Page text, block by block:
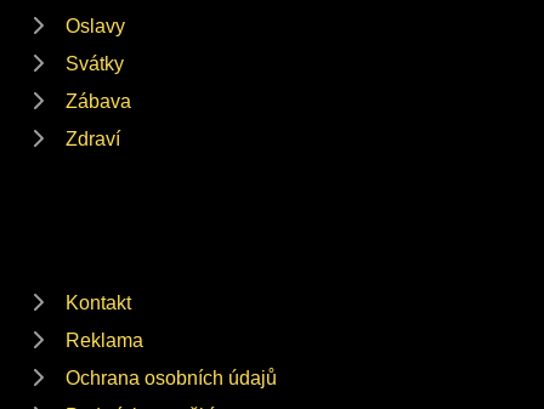
Oslavy
Svátky
Zábava
Zdraví
Kontakt
Reklama
Ochrana osobních údajů